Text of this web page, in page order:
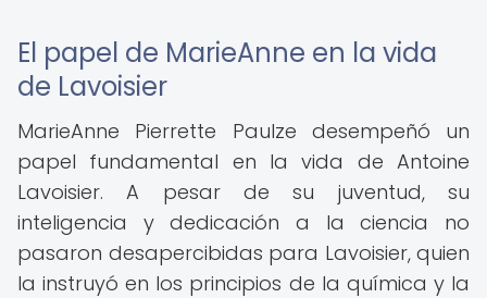
El papel de MarieAnne en la vida
de Lavoisier
MarieAnne Pierrette Paulze desempeñó un
papel fundamental en la vida de Antoine
Lavoisier. A pesar de su juventud, su
inteligencia y dedicación a la ciencia no
pasaron desapercibidas para Lavoisier, quien
la instruyó en los principios de la química y la